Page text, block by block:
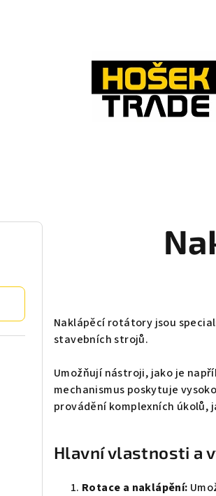
Naklápěcí rotátory jsou
stavebních strojů.
Umožňují nástroji, jako je
mechanismus poskytuje
provádění komplexních úkolů,
Hlavní vlastnosti a
Rotace a naklápění: